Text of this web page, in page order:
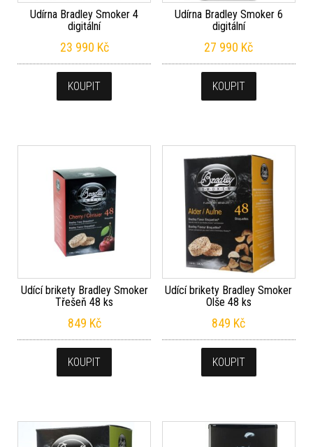
Udírna Bradley Smoker 4
digitální
23 990 Kč
KOUPIT
Udírna Bradley Smoker 6
digitální
27 990 Kč
KOUPIT
Udící brikety Bradley Smoker
Třešeň 48 ks
849 Kč
KOUPIT
Udící brikety Bradley Smoker
Olše 48 ks
849 Kč
KOUPIT